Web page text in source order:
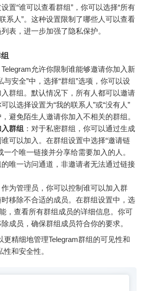
置“谁可以查看群组”，你可以选择“所有
系人”。这种设置限制了哪些人可以查看
表，进一步加强了隐私保护。
Telegram允许你限制谁能够邀请你加入新
与安全”中，选择“群组”选项，你可以设
群组。默认情况下，所有人都可以邀请
以选择设置为“我的联系人”或“没有人”
避免陌生人邀请你加入不相关的群组。
群组 ：对于私密群组，你可以通过生成
可以加入。在群组设置中选择“邀请链
一个唯一链接并分享给需要加入的人。
唯一访问通道，非邀请者无法通过链接
作为管理员，你可以控制谁可以加入群
移除不合适的成员。在群组设置中，选
，查看所有群组成员的详细信息。你可
成员，确保群组成员符合你的要求。
更精细地管理Telegram群组的可见性和
和安全性。